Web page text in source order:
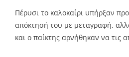
Πέρυσι το καλοκαίρι υπήρξαν
απόκτησή του με μεταγραφή,
και ο παίκτης αρνήθηκαν να τις